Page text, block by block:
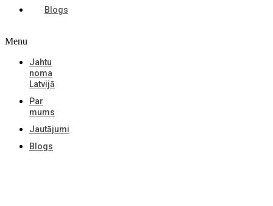
Blogs
Menu
Jahtu
noma
Latvijā
Par
mums
Jautājumi
Blogs